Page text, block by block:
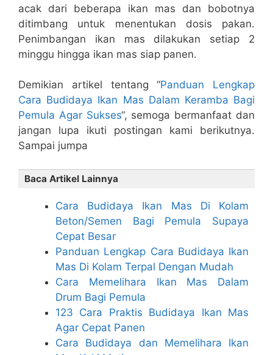
acak dari beberapa ikan mas dan bobotnya
ditimbang untuk menentukan dosis pakan.
Penimbangan ikan mas dilakukan setiap 2
minggu hingga ikan mas siap panen.
Demikian artikel tentang “Panduan Lengkap
Cara Budidaya Ikan Mas Dalam Keramba Bagi
Pemula Agar Sukses“, semoga bermanfaat dan
jangan lupa ikuti postingan kami berikutnya.
Sampai jumpa
Baca Artikel Lainnya
Cara Budidaya Ikan Mas Di Kolam
Beton/Semen Bagi Pemula Supaya
Cepat Besar
Panduan Lengkap Cara Budidaya Ikan
Mas Di Kolam Terpal Dengan Mudah
Cara Memelihara Ikan Mas Dalam
Drum Bagi Pemula
123 Cara Praktis Budidaya Ikan Mas
Agar Cepat Panen
Cara Budidaya dan Memelihara Ikan